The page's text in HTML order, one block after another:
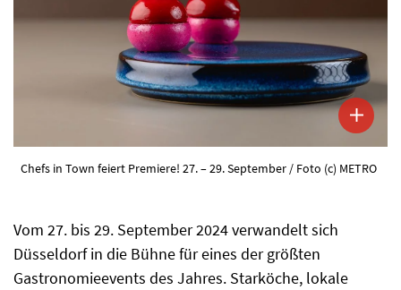
Chefs in Town feiert Premiere! 27. – 29. September / Foto (c) METRO
Vom 27. bis 29. September 2024 verwandelt sich
Düsseldorf in die Bühne für eines der größten
Gastronomieevents des Jahres. Starköche, lokale